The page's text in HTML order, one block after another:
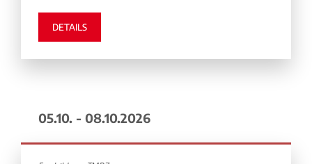
DETAILS
05.10. - 08.10.2026